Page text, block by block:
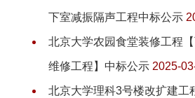
下室减振隔声工程中标公示
北京大学农园食堂装修工程
维修工程】中标公示 2025-
北京大学理科3号楼改扩建工